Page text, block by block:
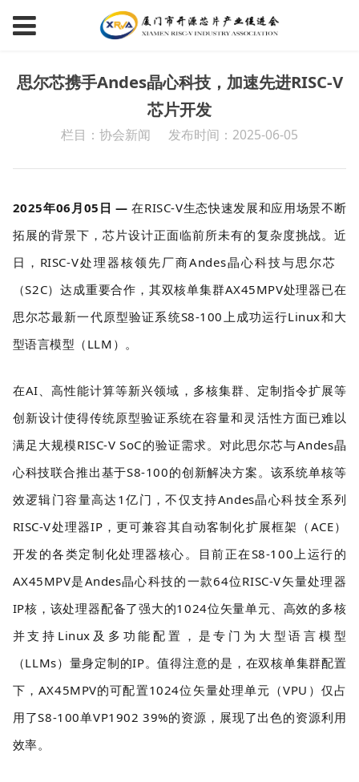
思尔芯携手Andes晶心科技，加速先进RISC-V
芯片开发
栏目：协会新闻 发布时间：2025-06-05
2025年06月05日 — 在RISC-V生态快速发展和应用场景不断
拓展的背景下，芯片设计正面临前所未有的复杂度挑战。近
日，RISC-V处理器核领先厂商Andes晶心科技与思尔芯
（S2C）达成重要合作，其双核单集群AX45MPV处理器已在
思尔芯最新一代原型验证系统S8-100上成功运行Linux和大
型语言模型（LLM）。
在AI、高性能计算等新兴领域，多核集群、定制指令扩展等
创新设计使得传统原型验证系统在容量和灵活性方面已难以
满足大规模RISC-V SoC的验证需求。对此思尔芯与Andes晶
心科技联合推出基于S8-100的创新解决方案。该系统单核等
效逻辑门容量高达1亿门，不仅支持Andes晶心科技全系列
RISC-V处理器IP，更可兼容其自动客制化扩展框架（ACE）
开发的各类定制化处理器核心。目前正在S8-100上运行的
AX45MPV是Andes晶心科技的一款64位RISC-V矢量处理器
IP核，该处理器配备了强大的1024位矢量单元、高效的多核
并支持Linux及多功能配置，是专门为大型语言模型
（LLMs）量身定制的IP。值得注意的是，在双核单集群配置
下，AX45MPV的可配置1024位矢量处理单元（VPU）仅占
用了S8-100单VP1902 39%的资源，展现了出色的资源利用
效率。